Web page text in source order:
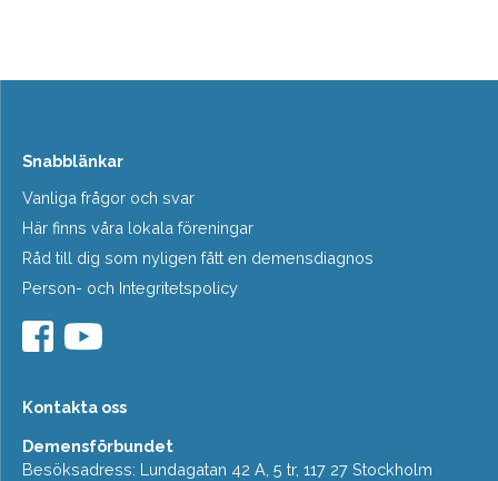
Snabblänkar
Vanliga frågor och svar
Här finns våra lokala föreningar
Råd till dig som nyligen fått en demensdiagnos
Person- och Integritetspolicy
Kontakta oss
Demensförbundet
Besöksadress: Lundagatan 42 A, 5 tr, 117 27 Stockholm